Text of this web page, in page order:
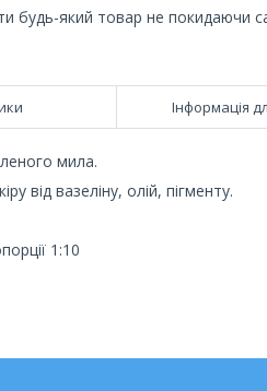
будь-який товар не покидаючи
Інформація
мила.
від вазеліну, олій, пігменту.
1:10